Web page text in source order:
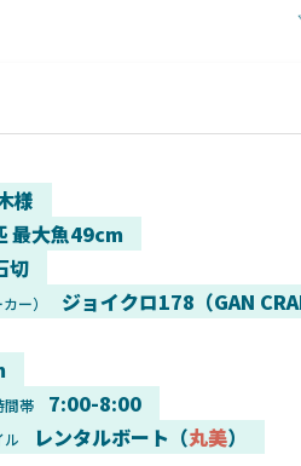
様
最大魚49cm
切
ー） ジョイクロ178（GAN
間帯 7:00-8:00
ル レンタルボート（丸美）